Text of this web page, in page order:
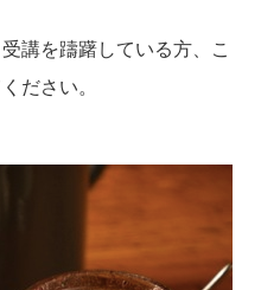
講を躊躇している方、こ
ださい。